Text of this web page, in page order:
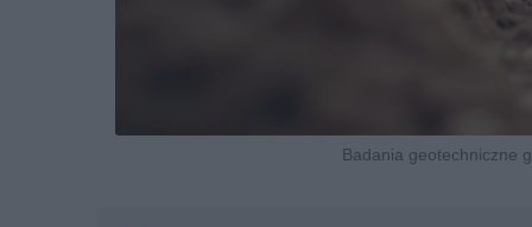
Badania geotechniczne